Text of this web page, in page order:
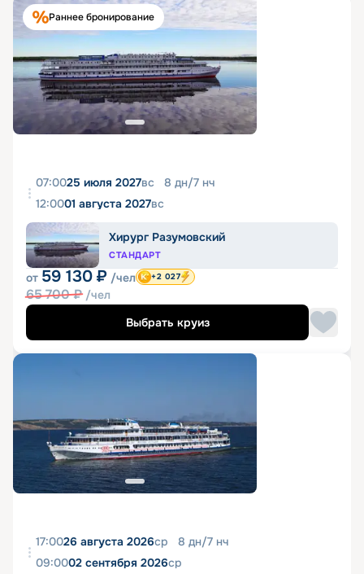
Раннее бронирование
07:0025 июля 2027вс 8 дн/7 нч
12:0001 августа 2027вс
Хирург Разумовский
СТАНДАРТ
от 59 130 ₽ /чел
65 700₽ /чел
+2 027
Выбрать круиз
17:0026 августа 2026ср 8 дн/7 нч
09:0002 сентября 2026ср